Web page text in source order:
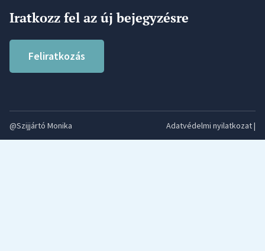
Iratkozz fel az új bejegyzésre
Feliratkozás
@Szijjártó Monika Adatvédelmi nyilatkozat|